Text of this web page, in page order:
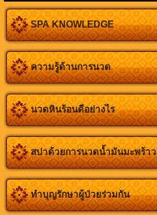
SPA KNOWLEDGE
ความรู้ด้านการนวด
นวดหินร้อนดีอย่างไร
สปาด้วยการนวดน้ำมันมะพร้าว
ทำบุญรักษาผู้ป่วยร่วมกัน